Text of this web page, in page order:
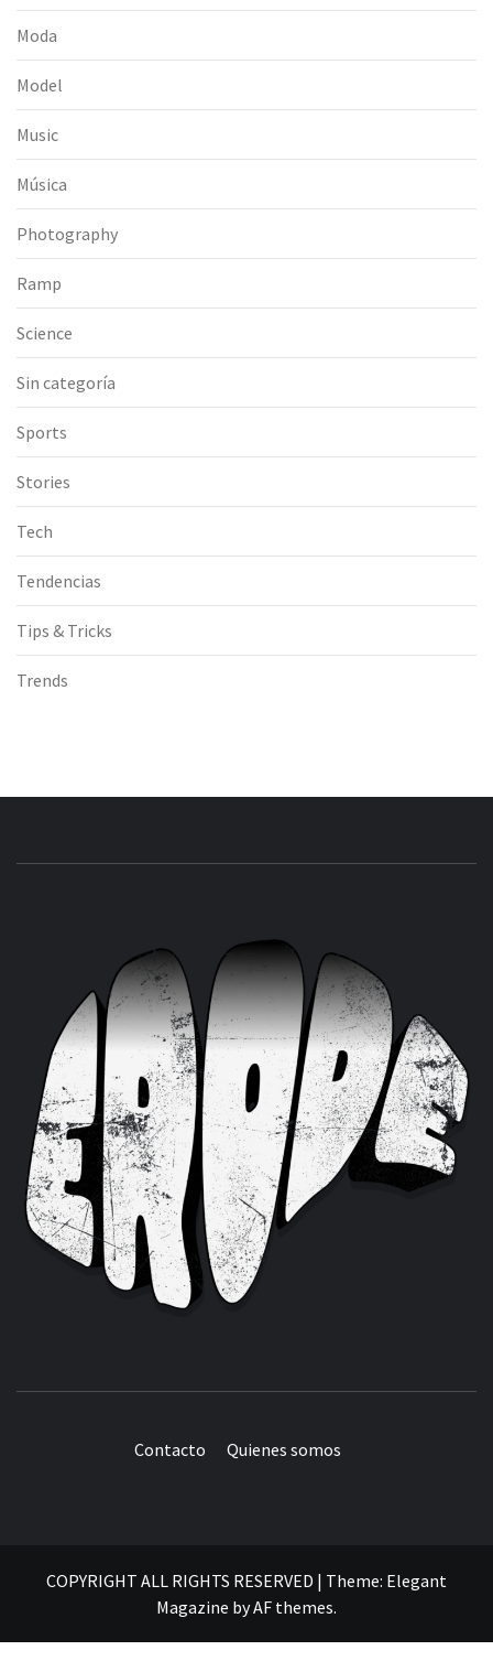
Moda
Model
Music
Música
Photography
Ramp
Science
Sin categoría
Sports
Stories
Tech
Tendencias
Tips & Tricks
Trends
Contacto Quienes somos
COPYRIGHT ALL RIGHTS RESERVED | Theme: Elegant
Magazine byAF themes.